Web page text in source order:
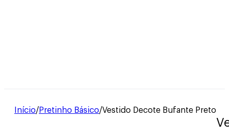
Início/Pretinho Básico/Vestido Decote Bufante Preto